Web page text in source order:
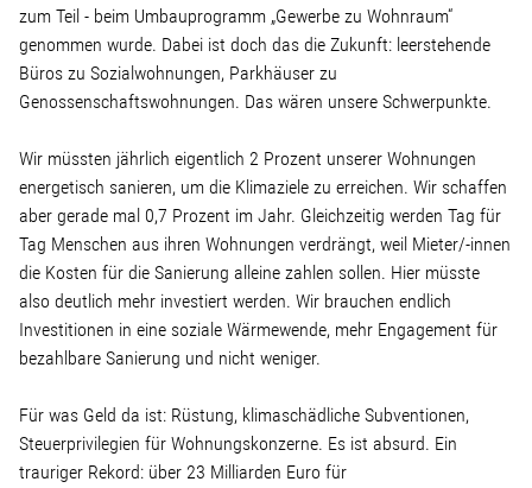
zum Teil - beim Umbauprogramm „Gewerbe zu Wohnraum“
genommen wurde. Dabei ist doch das die Zukunft: leerstehende
Büros zu Sozialwohnungen, Parkhäuser zu
Genossenschaftswohnungen. Das wären unsere Schwerpunkte.
Wir müssten jährlich eigentlich 2 Prozent unserer Wohnungen
energetisch sanieren, um die Klimaziele zu erreichen. Wir schaffen
aber gerade mal 0,7 Prozent im Jahr. Gleichzeitig werden Tag für
Tag Menschen aus ihren Wohnungen verdrängt, weil Mieter/-innen
die Kosten für die Sanierung alleine zahlen sollen. Hier müsste
also deutlich mehr investiert werden. Wir brauchen endlich
Investitionen in eine soziale Wärmewende, mehr Engagement für
bezahlbare Sanierung und nicht weniger.
Für was Geld da ist: Rüstung, klimaschädliche Subventionen,
Steuerprivilegien für Wohnungskonzerne. Es ist absurd. Ein
trauriger Rekord: über 23 Milliarden Euro für